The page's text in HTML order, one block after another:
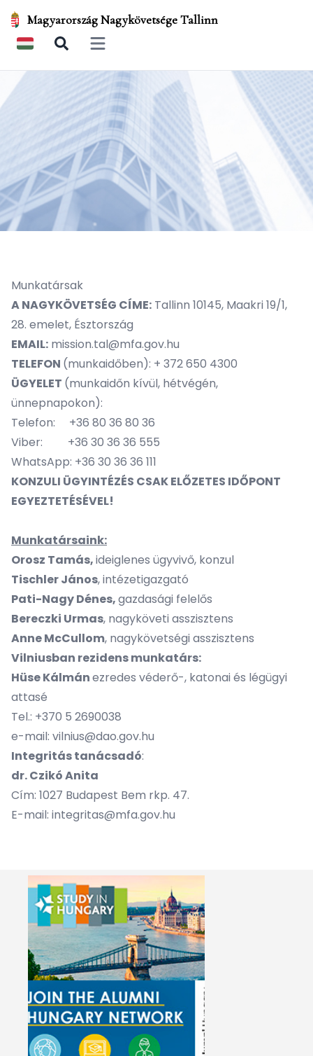
Magyarország Nagykövetsége Tallinn
Open main menu
Munkatársak
A NAGYKÖVETSÉG CÍME: Tallinn 10145, Maakri 19/1,
28. emelet, Észtország
EMAIL: mission.tal@mfa.gov.hu
TELEFON (munkaidőben): + 372 650 4300
ÜGYELET (munkaidőn kívül, hétvégén,
ünnepnapokon):
Telefon: +36 80 36 80 36
Viber: +36 30 36 36 555
WhatsApp: +36 30 36 36 111
KONZULI ÜGYINTÉZÉS CSAK ELŐZETES IDŐPONT
EGYEZTETÉSÉVEL!
Munkatársaink:
Orosz Tamás,ideiglenes ügyvivő, konzul
Tischler János, intézetigazgató
Pati-Nagy Dénes,gazdasági felelős
Bereczki Urmas, nagyköveti asszisztens
Anne McCullom, nagykövetségi asszisztens
Vilniusban​ rezidens munkatárs:
Hüse Kálmánezredes véderő-, katonai és légügyi
attasé
Tel.: +370 5 2690038
e-mail: vilnius@dao.gov.hu
Integritás tanácsadó:
dr. Czikó Anita
Cím: 1027 Budapest Bem rkp. 47.
E-mail: integritas@mfa.gov.hu